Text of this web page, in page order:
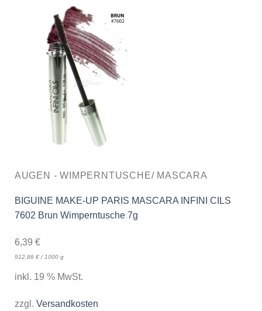
AUGEN - WIMPERNTUSCHE/ MASCARA
BIGUINE MAKE-UP PARIS MASCARA INFINI CILS
7602 Brun Wimperntusche 7g
6,39 €
912,86 €/ 1000 g
inkl. 19 % MwSt.
zzgl. Versandkosten